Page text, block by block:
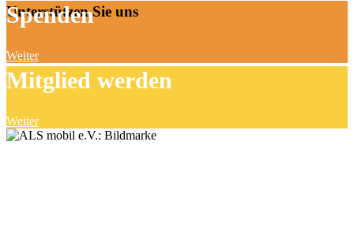
Unterstützen Sie uns
Spenden
Weiter
Mitglied werden
Weiter